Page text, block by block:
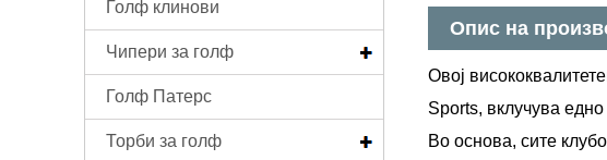
Голф клинови
Чипери за голф
Голф Патерс
Торби за голф
Опис на
Овој
Sports, вклучува
Во основа, сите